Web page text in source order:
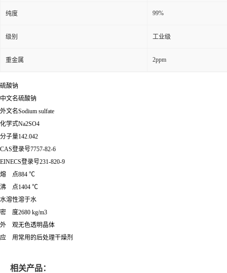
纯度 99%
级别 工业级
重金属 2ppm
硫酸钠
中文名硫酸钠
外文名Sodium sulfate
化学式Na2SO4
分子量142.042
CAS登录号7757-82-6
EINECS登录号231-820-9
熔 点884 ℃
沸 点1404 ℃
水溶性溶于水
密 度2680 kg/m3
外 观无色透明晶体
应 用常用的后处理干燥剂
相关产品：